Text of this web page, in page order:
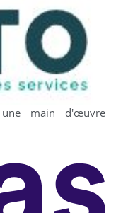
main d'œuvre